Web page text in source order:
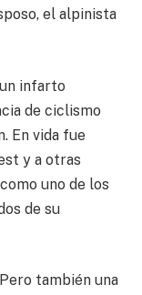
el alpinista
infarto
de ciclismo
En vida fue
y a otras
uno de los
de su
también una